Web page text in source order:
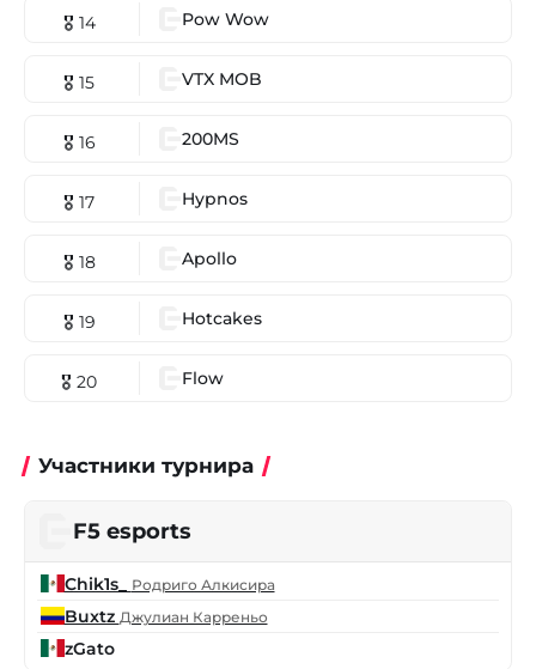
🎖 14 Pow Wow
🎖 15 VTX MOB
🎖 16 200MS
🎖 17 Hypnos
🎖 18 Apollo
🎖 19 Hotcakes
🎖 20 Flow
Участники турнира
F5 esports
Chik1s_ Родриго Алкисирa
Buxtz Джулиан Карреньо
zGato